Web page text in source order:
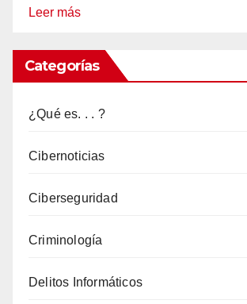
Leer más:
Intersección
entre
Artificial
el
Desafíos
y
Categorías
¿Qué es. . . ?
Cibernoticias
Ciberseguridad
Criminología
Delitos Informáticos